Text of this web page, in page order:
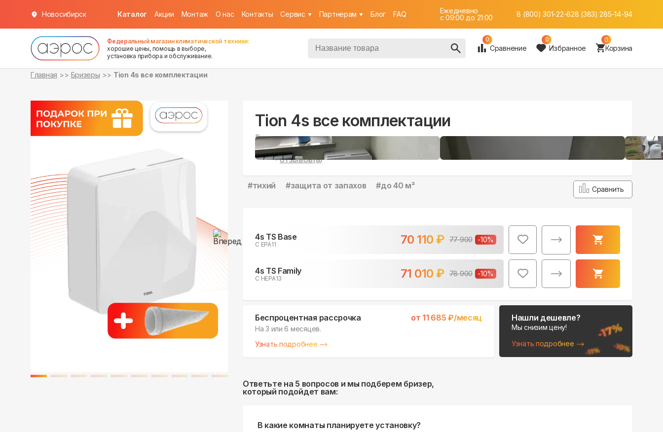
Новосибирск Каталог Акции Монтаж О нас Контакты Cервис Партнерам Блог FAQ
Ежедневно
c 09:00 до 21:00
8 (800) 301-22-628 (383) 285-14-94
Федеральный магазин климатической техники:
хорошие цены, помощь в выборе,
установка прибора и обслуживание.
0
Сравнение
0
Избранное
0
Корзина
Главная Бризеры Tion 4s все комплектации
Tion 4s все комплектации
Бризер
5 | 57
отзывов(а)
#тихий #защита от запахов #до 40 м² Сравнить
4s TS Base
С EPA11 70 110 ₽ 77 900 -10%
в наличии
4s TS Family
С HEPA13 71 010 ₽ 78 900 -10%
в наличии
Беспроцентная рассрочка от 11 685 ₽/месяц
На 3 или 6 месяцев.
Узнать подробнее
Нашли дешевле?
Мы снизим цену!
Узнать подробнее
Ответьте на 5 вопросов и мы подберем бризер,
который подойдет вам:
В какие комнаты планируете установку?